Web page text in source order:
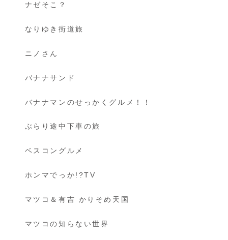
ナゼそこ？
なりゆき街道旅
ニノさん
バナナサンド
バナナマンのせっかくグルメ！！
ぶらり途中下車の旅
ベスコングルメ
ホンマでっか!?TV
マツコ＆有吉 かりそめ天国
マツコの知らない世界